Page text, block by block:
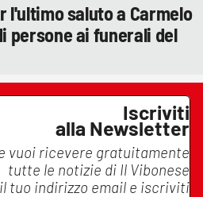
l'ultimo saluto a Carmelo
persone ai funerali del
Iscriviti
alla Newsletter
vuoi ricevere gratuitamente
tutte le notizie di Il Vibonese
tuo indirizzo email e iscriviti